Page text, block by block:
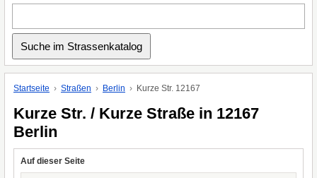
Startseite Straßen Berlin Kurze Str. 12167
Kurze Str. / Kurze Straße in 12167
Berlin
Auf dieser Seite